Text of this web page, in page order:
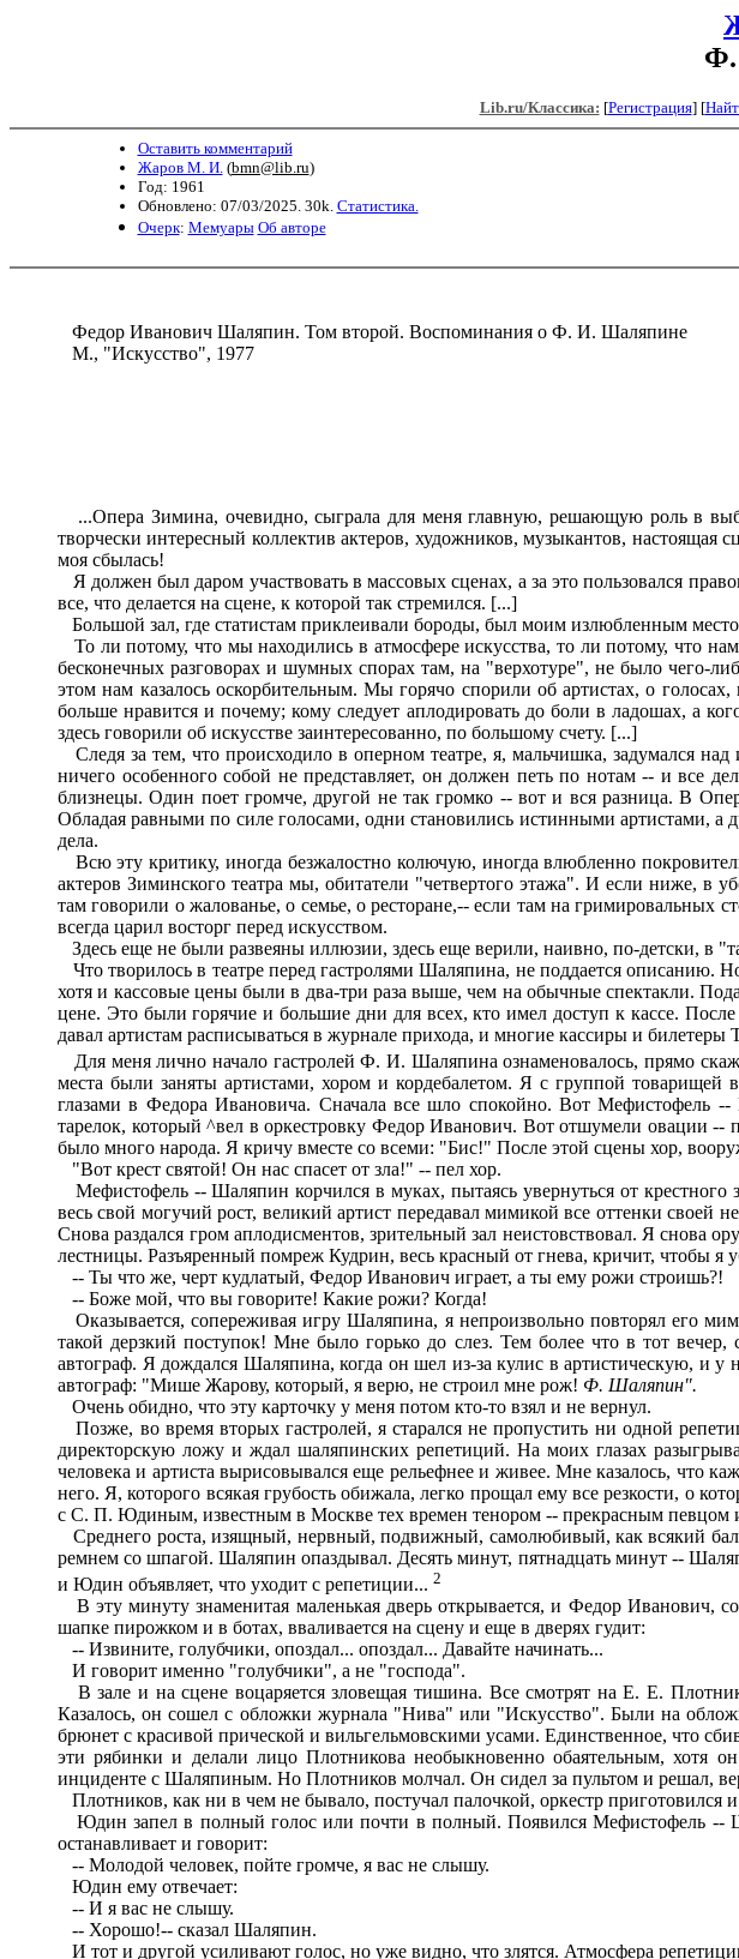
Ф.
Lib.ru/Классика: [Регистрация] [
Оставить комментарий
Жаров М. И. (bmn@lib.ru)
Год: 1961
Обновлено: 07/03/2025. 30k. Статистика.
Очерк: Мемуары Об авторе
Федор Иванович Шаляпин. Том второй. Воспоминания о Ф. И. Шаляпине
М., "Искусство", 1977
...Опера Зимина, очевидно, сыграла для меня главную, решающую роль в
творчески интересный коллектив актеров, художников, музыкантов,
моя сбылась!
Я должен был даром участвовать в массовых сценах, а за это пользовался
все, что делается на сцене, к которой так стремился. [...]
Большой зал, где статистам приклеивали бороды, был моим излюбленным
То ли потому, что мы находились в атмосфере искусства, то ли потому, что
бесконечных разговорах и шумных спорах там, на "верхотуре", не было чего-
этом нам казалось оскорбительным. Мы горячо спорили об артистах, о
больше нравится и почему; кому следует аплодировать до боли в ладошах, а
здесь говорили об искусстве заинтересованно, по большому счету. [...]
Следя за тем, что происходило в оперном театре, я, мальчишка, задумался
ничего особенного собой не представляет, он должен петь по нотам -- и все
близнецы. Один поет громче, другой не так громко -- вот и вся разница. В
Обладая равными по силе голосами, одни становились истинными артистами, а
дела.
Всю эту критику, иногда безжалостно колючую, иногда влюбленно
актеров Зиминского театра мы, обитатели "четвертого этажа". И если ниже, в
там говорили о жалованье, о семье, о ресторане,-- если там на гримировальных
всегда царил восторг перед искусством.
Здесь еще не были развеяны иллюзии, здесь еще верили, наивно, по-детски, в
Что творилось в театре перед гастролями Шаляпина, не поддается описанию.
хотя и кассовые цены были в два-три раза выше, чем на обычные спектакли.
цене. Это были горячие и большие дни для всех, кто имел доступ к кассе.
давал артистам расписываться в журнале прихода, и многие кассиры и
Для меня лично начало гастролей Ф. И. Шаляпина ознаменовалось, прямо
места были заняты артистами, хором и кордебалетом. Я с группой
глазами в Федора Ивановича. Сначала все шло спокойно. Вот Мефистофель
тарелок, который ^вел в оркестровку Федор Иванович. Вот отшумели овации --
было много народа. Я кричу вместе со всеми: "Бис!" После этой сцены хор,
"Вот крест святой! Он нас спасет от зла!" -- пел хор.
Мефистофель -- Шаляпин корчился в муках, пытаясь увернуться от
весь свой могучий рост, великий артист передавал мимикой все оттенки своей
Снова раздался гром аплодисментов, зрительный зал неистовствовал. Я снова
лестницы. Разъяренный помреж Кудрин, весь красный от гнева, кричит, чтобы я
-- Ты что же, черт кудлатый, Федор Иванович играет, а ты ему рожи строишь?!
-- Боже мой, что вы говорите! Какие рожи? Когда!
Оказывается, сопереживая игру Шаляпина, я непроизвольно повторял его
такой дерзкий поступок! Мне было горько до слез. Тем более что в тот
автограф. Я дождался Шаляпина, когда он шел из-за кулис в артистическую, и
автограф: "Мише Жарову, который, я верю, не строил мне рож! Ф. Шаляпин".
Очень обидно, что эту карточку у меня потом кто-то взял и не вернул.
Позже, во время вторых гастролей, я старался не пропустить ни одной
директорскую ложу и ждал шаляпинских репетиций. На моих глазах
человека и артиста вырисовывался еще рельефнее и живее. Мне казалось, что
него. Я, которого всякая грубость обижала, легко прощал ему все резкости, о
с С. П. Юдиным, известным в Москве тех времен тенором -- прекрасным певцом
Среднего роста, изящный, нервный, подвижный, самолюбивый, как всякий
ремнем со шпагой. Шаляпин опаздывал. Десять минут, пятнадцать минут --
и Юдин объявляет, что уходит с репетиции... 2
В эту минуту знаменитая маленькая дверь открывается, и Федор Иванович,
шапке пирожком и в ботах, вваливается на сцену и еще в дверях гудит:
-- Извините, голубчики, опоздал... опоздал... Давайте начинать...
И говорит именно "голубчики", а не "господа".
В зале и на сцене воцаряется зловещая тишина. Все смотрят на Е. Е.
Казалось, он сошел с обложки журнала "Нива" или "Искусство". Были на
брюнет с красивой прической и вильгельмовскими усами. Единственное, что
эти рябинки и делали лицо Плотникова необыкновенно обаятельным, хотя
инциденте с Шаляпиным. Но Плотников молчал. Он сидел за пультом и решал,
Плотников, как ни в чем не бывало, постучал палочкой, оркестр приготовился и
Юдин запел в полный голос или почти в полный. Появился Мефистофель --
останавливает и говорит:
-- Молодой человек, пойте громче, я вас не слышу.
Юдин ему отвечает:
-- И я вас не слышу.
-- Хорошо!-- сказал Шаляпин.
И тот и другой усиливают голос, но уже видно, что злятся. Атмосфера